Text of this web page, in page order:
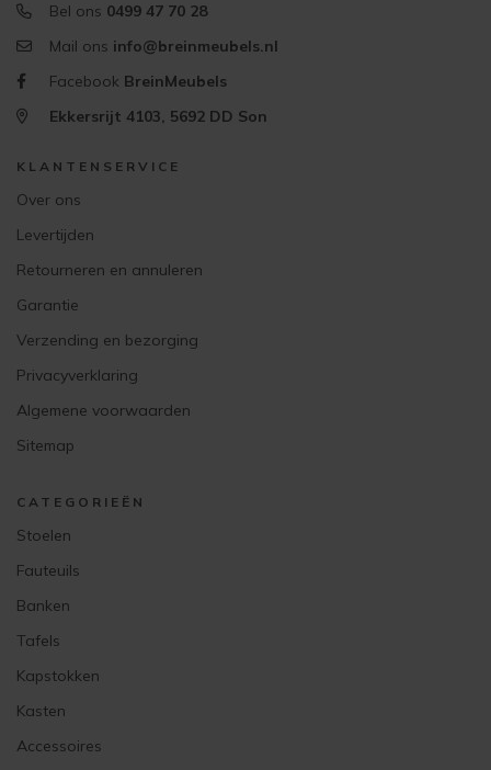
Bel ons 0499 47 70 28
Mail ons info@breinmeubels.nl
Facebook BreinMeubels
Ekkersrijt 4103, 5692 DD Son
KLANTENSERVICE
Over ons
Levertijden
Retourneren en annuleren
Garantie
Verzending en bezorging
Privacyverklaring
Algemene voorwaarden
Sitemap
CATEGORIEËN
Stoelen
Fauteuils
Banken
Tafels
Kapstokken
Kasten
Accessoires